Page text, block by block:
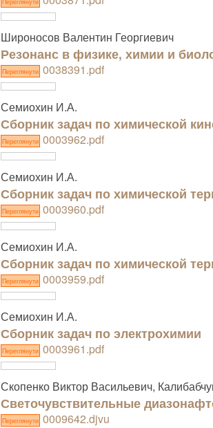
Широносов Валентин Георгиевич
Резонанс в физике, химии и
Переглянути 0038391.pdf
Семиохин И.А.
Сборник задач по химической
Переглянути 0003962.pdf
Семиохин И.А.
Сборник задач по химической
Переглянути 0003960.pdf
Семиохин И.А.
Сборник задач по химической
Переглянути 0003959.pdf
Семиохин И.А.
Сборник задач по электрохимии
Переглянути 0003961.pdf
Скопенко Виктор Васильевич,
Светочувствительные
Переглянути 0009642.djvu